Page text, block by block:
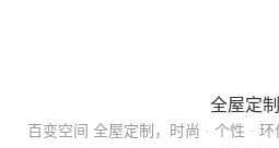
全屋定制
百变空间 全屋定制，时尚 · 个性 ·